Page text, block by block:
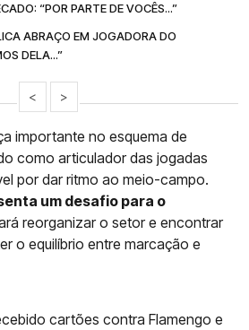
“POR PARTE DE VOCÊS...”
ABRAÇO EM JOGADORA DO
DELA...”
< >
importante no esquema de
como articulador das jogadas
por dar ritmo ao meio-campo.
um desafio para o
reorganizar o setor e encontrar
o equilíbrio entre marcação e
cartões contra Flamengo e